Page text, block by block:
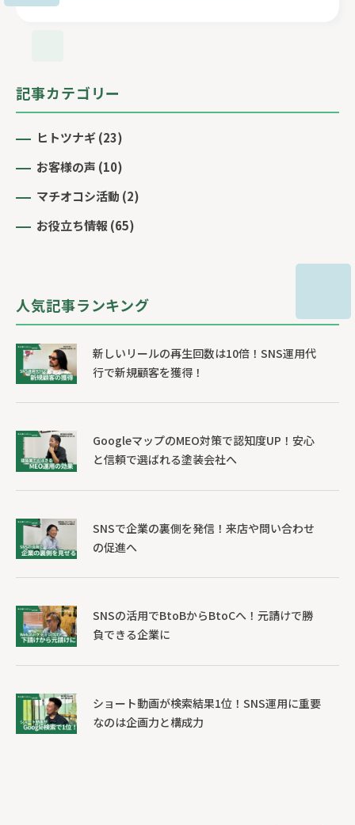
記事カテゴリー
ヒトツナギ(23)
お客様の声 (10)
マチオコシ活動 (2)
お役立ち情報 (65)
人気記事ランキング
新しいリールの再生回数は10倍！SNS運用代
行で新規顧客を獲得！
GoogleマップのMEO対策で認知度UP！安心
と信頼で選ばれる塗装会社へ
SNSで企業の裏側を発信！来店や問い合わせ
の促進へ
SNSの活用でBtoBからBtoCへ！元請けで勝
負できる企業に
ショート動画が検索結果1位！SNS運用に重要
なのは企画力と構成力